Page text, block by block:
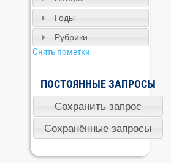
Годы
Рубрики
Снять пометки
ПОСТОЯННЫЕ ЗАПРОСЫ